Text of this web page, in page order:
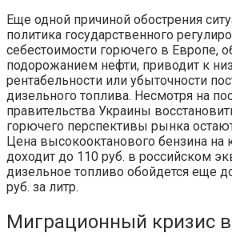
Еще одной причиной обострения
политика государственного
себестоимости горючего в Европе,
подорожанием нефти, приводит к
рентабельности или убыточности
дизельного топлива. Несмотря на
правительства Украины
горючего перспективы рынка
Цена высокооктанового бензина на
доходит до 110 руб. в российском
дизельное топливо обойдется еще
руб. за литр.
Миграционный кризис